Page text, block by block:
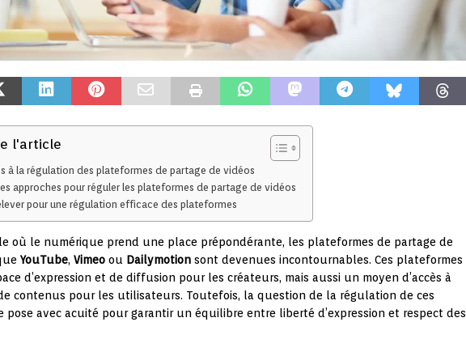
l'article
à la régulation des plateformes de partage de vidéos
approches pour réguler les plateformes de partage de vidéos
pour une régulation efficace des plateformes
où le numérique prend une place prépondérante, les plateformes de partage de
YouTube, Vimeo ou Dailymotion sont devenues incontournables. Ces plateformes
d’expression et de diffusion pour les créateurs, mais aussi un moyen d’accès à
contenus pour les utilisateurs. Toutefois, la question de la régulation de ces
pose avec acuité pour garantir un équilibre entre liberté d’expression et respect des